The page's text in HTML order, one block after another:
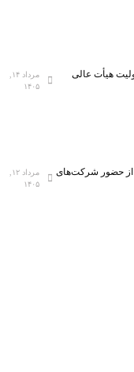
هیأت عالی
۱۴۰۵
تومان از حضور شرکت‌های
۱۴۰۵